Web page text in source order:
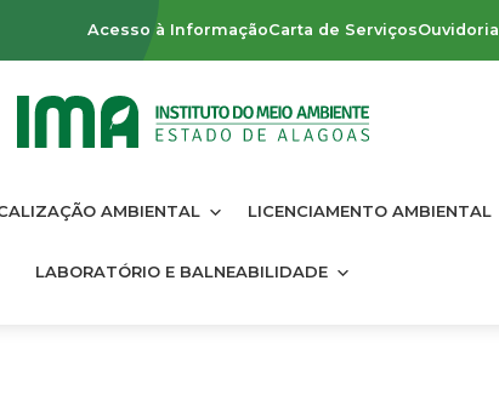
Acesso à InformaçãoCarta de ServiçosOuvidoria
AMBIENTAL LICENCIAMENTO AMBIENTAL
LABORATÓRIO E BALNEABILIDADE